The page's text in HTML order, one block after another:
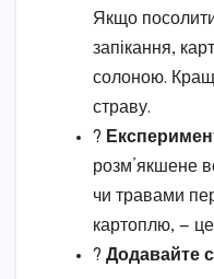
Якщо
запікання,
солоною.
страву.
?
розм’якшене
чи травами
картоплю, —
? Додавайте